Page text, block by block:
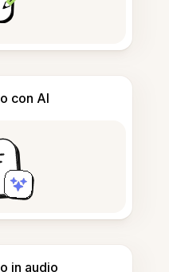
con AI
in audio